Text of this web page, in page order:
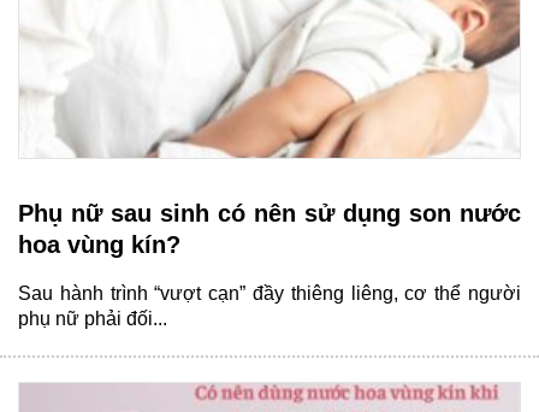
Phụ nữ sau sinh có nên sử dụng son nước
hoa vùng kín?
Sau hành trình “vượt cạn” đầy thiêng liêng, cơ thể người
phụ nữ phải đối...